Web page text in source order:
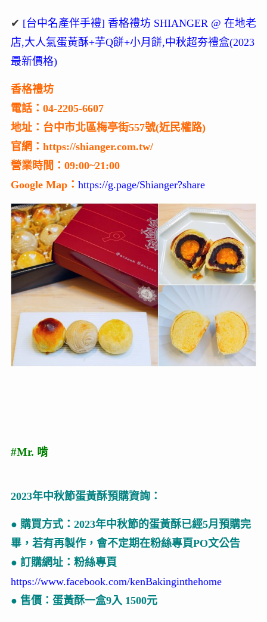
✔ [台中名產伴手禮] 香格禮坊 SHIANGER @ 在地老
店,大人氣蛋黃酥+芋Q餅+小月餅,中秋超夯禮盒(2023
最新價格)
香格禮坊
電話：04-2205-6607
地址：台中市北區梅亭街557號(近民權路)
官網：https://shianger.com.tw/
營業時間：09:00~21:00
Google Map： https://g.page/Shianger?share
#Mr. 啃
2023年中秋節蛋黃酥預購資詢：
● 購買方式：2023年中秋節的蛋黃酥已經5月預購完
畢，若有再製作，會不定期在粉絲專頁PO文公告
● 訂購網址：粉絲專頁
https://www.facebook.com/kenBakinginthehome
● 售價：蛋黃酥一盒9入 1500元